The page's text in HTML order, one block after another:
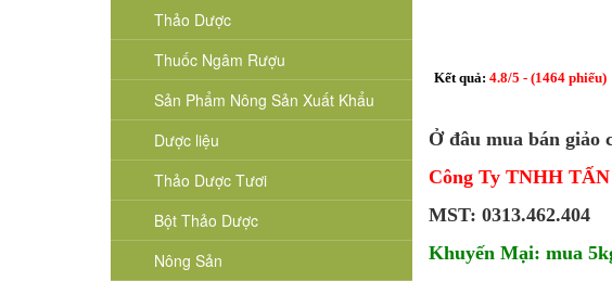
Thảo Dược
Thuốc Ngâm Rượu
Sản Phẩm Nông Sản Xuất Khẩu
Dược liệu
Thảo Dược Tươi
Bột Thảo Dược
Nông Sản
Kết quả: 4.8/5 - (1464phiếu)
Ở đâu mua bán giảo
Công Ty TNHH
MST: 0313.462.404
Khuyến Mại: mua